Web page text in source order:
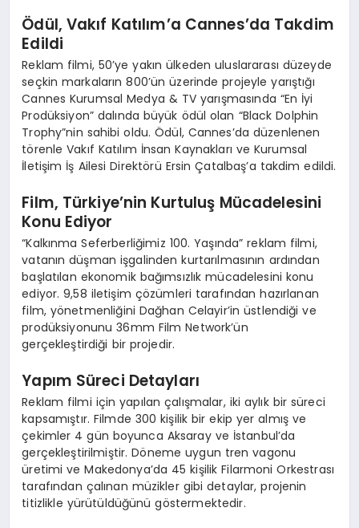
Ödül, Vakıf Katılım’a Cannes’da Takdim
Edildi
Reklam filmi, 50’ye yakın ülkeden uluslararası düzeyde
seçkin markaların 800’ün üzerinde projeyle yarıştığı
Cannes Kurumsal Medya & TV yarışmasında “En İyi
Prodüksiyon” dalında büyük ödül olan “Black Dolphin
Trophy”nin sahibi oldu. Ödül, Cannes’da düzenlenen
törenle Vakıf Katılım İnsan Kaynakları ve Kurumsal
İletişim İş Ailesi Direktörü Ersin Çatalbaş’a takdim edildi.
Film, Türkiye’nin Kurtuluş Mücadelesini
Konu Ediyor
“Kalkınma Seferberliğimiz 100. Yaşında” reklam filmi,
vatanın düşman işgalinden kurtarılmasının ardından
başlatılan ekonomik bağımsızlık mücadelesini konu
ediyor. 9,58 iletişim çözümleri tarafından hazırlanan
film, yönetmenliğini Dağhan Celayir’in üstlendiği ve
prodüksiyonunu 36mm Film Network’ün
gerçekleştirdiği bir projedir.
Yapım Süreci Detayları
Reklam filmi için yapılan çalışmalar, iki aylık bir süreci
kapsamıştır. Filmde 300 kişilik bir ekip yer almış ve
çekimler 4 gün boyunca Aksaray ve İstanbul’da
gerçekleştirilmiştir. Döneme uygun tren vagonu
üretimi ve Makedonya’da 45 kişilik Filarmoni Orkestrası
tarafından çalınan müzikler gibi detaylar, projenin
titizlikle yürütüldüğünü göstermektedir.